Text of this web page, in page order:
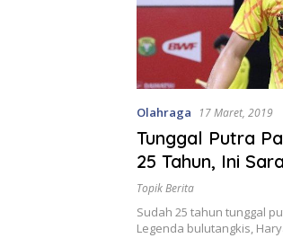
Olahraga 17 Maret, 2019
Tunggal Putra
25 Tahun, Ini
Topik Berita
Sudah 25 tahun tunggal
Legenda bulutangkis,